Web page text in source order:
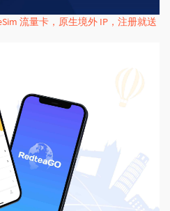
流量卡，原生境外 IP，注册就送